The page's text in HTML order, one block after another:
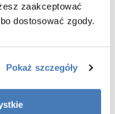
zaakceptować
dostosować zgody.
Pokaż szczegóły
miedzi szczotkowanej